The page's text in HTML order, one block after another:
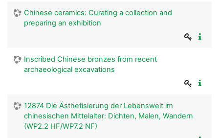
Chinese ceramics: Curating a collection and
preparing an exhibition
Inscribed Chinese bronzes from recent
archaeological excavations
12874 Die Ästhetisierung der Lebenswelt im
chinesischen Mittelalter: Dichten, Malen, Wandern
(WP2.2 HF/WP7.2 NF)